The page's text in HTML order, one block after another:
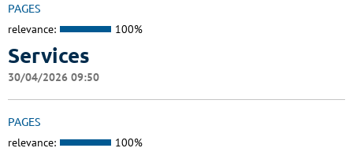
PAGES
relevance: 100%
Services
30/04/2026 09:50
PAGES
relevance: 100%